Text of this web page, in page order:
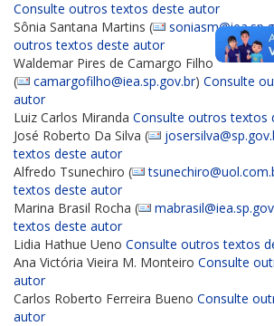
Consulte outros textos deste autor
Sônia Santana Martins (
outros textos deste autor
Waldemar Pires de Camargo Filho
(
camargofilho@iea.sp.gov.br) Consulte
autor
Luiz Carlos Miranda Consulte outros textos
José Roberto Da Silva (
textos deste autor
Alfredo Tsunechiro (
textos deste autor
Marina Brasil Rocha (
textos deste autor
Lidia Hathue Ueno Consulte outros textos
Ana Victória Vieira M. Monteiro Consulte
autor
Carlos Roberto Ferreira Bueno Consulte
autor